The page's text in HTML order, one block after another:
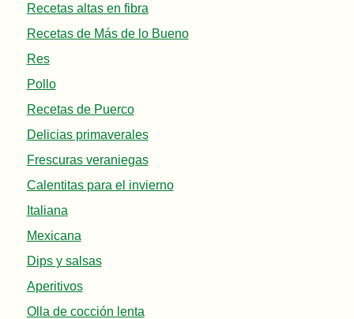
Recetas altas en fibra
Recetas de Más de lo Bueno
Res
Pollo
Recetas de Puerco
Delicias primaverales
Frescuras veraniegas
Calentitas para el invierno
Italiana
Mexicana
Dips y salsas
Aperitivos
Olla de cocción lenta